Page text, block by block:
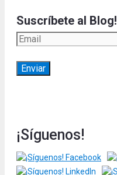
Suscríbete al Blog!
¡Síguenos!